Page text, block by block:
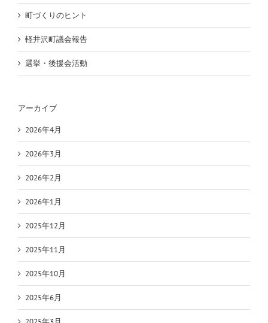
町づくりのヒント
軽井沢町議会報告
選挙・後援会活動
アーカイブ
2026年4月
2026年3月
2026年2月
2026年1月
2025年12月
2025年11月
2025年10月
2025年6月